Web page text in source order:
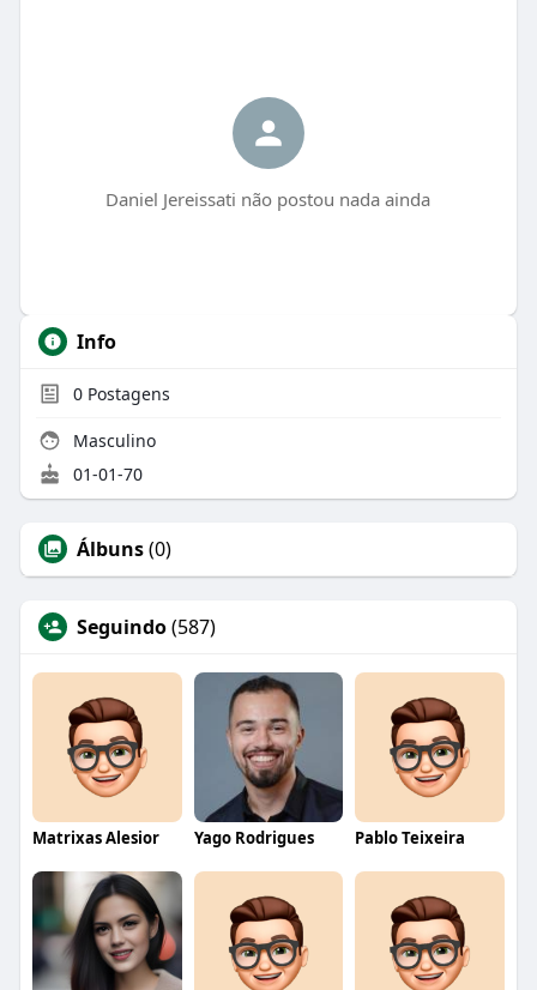
Daniel Jereissati não postou nada ainda
Info
0Postagens
Masculino
01-01-70
Álbuns(0)
Seguindo(587)
Matrixas Alesior Yago Rodrigues Pablo Teixeira